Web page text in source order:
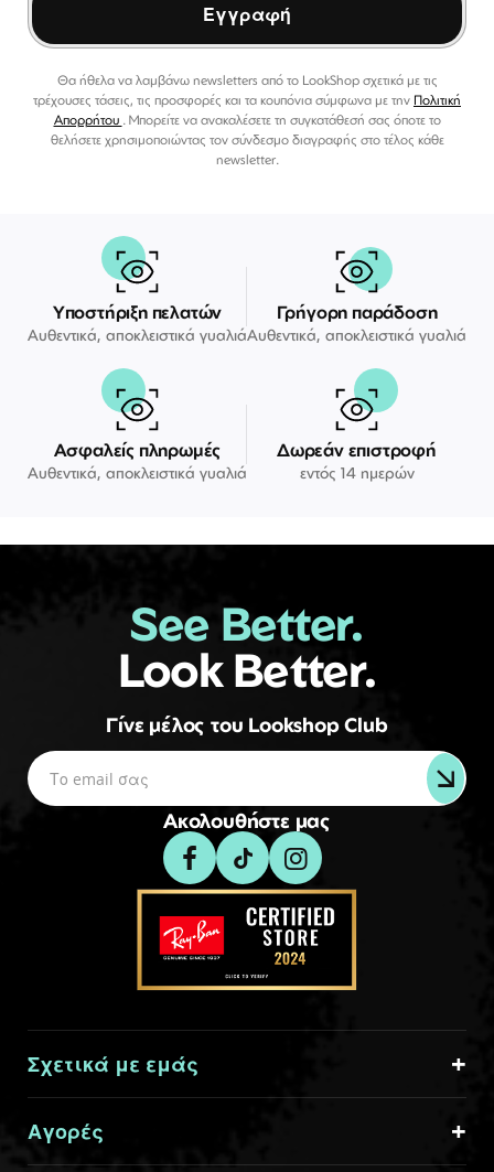
Εγγραφή
Θα ήθελα να λαμβάνω newsletters από το LookShop σχετικά με τις
τρέχουσες τάσεις, τις προσφορές και τα κουπόνια σύμφωνα με την Πολιτική
Απορρήτου . Μπορείτε να ανακαλέσετε τη συγκατάθεσή σας όποτε το
θελήσετε χρησιμοποιώντας τον σύνδεσμο διαγραφής στο τέλος κάθε
newsletter.
Υποστήριξη πελατών
Αυθεντικά, αποκλειστικά γυαλιά
Γρήγορη παράδοση
Αυθεντικά, αποκλειστικά γυαλιά
Ασφαλείς πληρωμές
Αυθεντικά, αποκλειστικά γυαλιά
Δωρεάν επιστροφή
εντός 14 ημερών
See Better.
Look Better.
Γίνε μέλος του Lookshop Club
Ακολουθήστε μας
Σχετικά με εμάς
Αγορές